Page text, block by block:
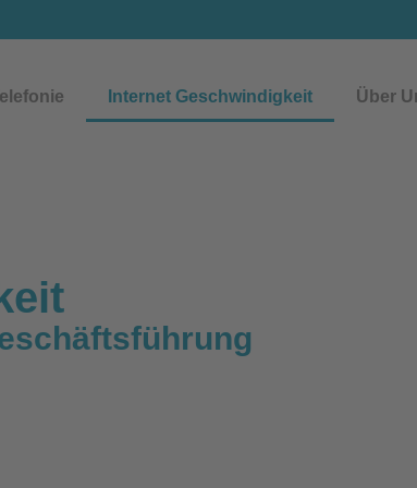
Internet Geschwindigkeit Über